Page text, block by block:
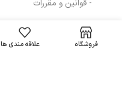
- قوانین و مقررات
مسیرهای ارتباطی
صابون بچه کرم دار
فروشگاه علاقه مندی ها